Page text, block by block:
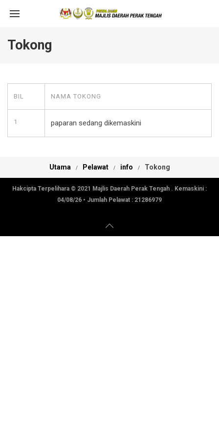
Tokong
BIL NAMA TOKONG
1 paparan sedang dikemaskini
Utama Pelawat info Tokong
Hakcipta Terpelihara © 2021 Majlis Daerah Perak Tengah . Kemaskini :
04/08/26 • Jumlah Pelawat : 21286979